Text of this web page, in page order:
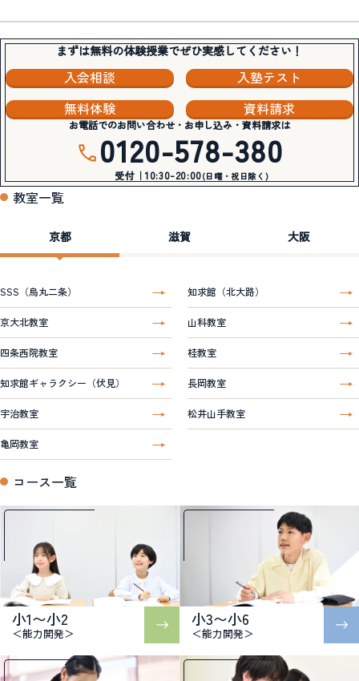
まずは無料の体験授業でぜひ実感してください！
入会相談
入塾テスト
無料体験
資料請求
お電話でのお問い合わせ・お申し込み・資料請求は
0120-578-380
受付｜10:30-20:00(日曜・祝日除く)
教室一覧
京都 滋賀 大阪
SSS（烏丸二条） 知求館（北大路）
京大北教室 山科教室
四条西院教室 桂教室
知求館ギャラクシー（伏見） 長岡教室
宇治教室 松井山手教室
亀岡教室
コース一覧
小1〜小2
＜能力開発＞
小3〜小6
＜能力開発＞